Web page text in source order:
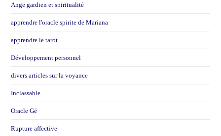
Ange gardien et spiritualité
apprendre l'oracle spirite de Mariana
apprendre le tarot
Développement personnel
divers articles sur la voyance
Inclassable
Oracle Gé
Rupture affective